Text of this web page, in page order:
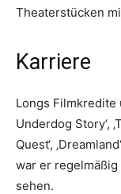
Theaterstücken
Karriere
Longs Filmkredite
Underdog Story‘,
Quest‘,
war er regelmäßig
sehen.